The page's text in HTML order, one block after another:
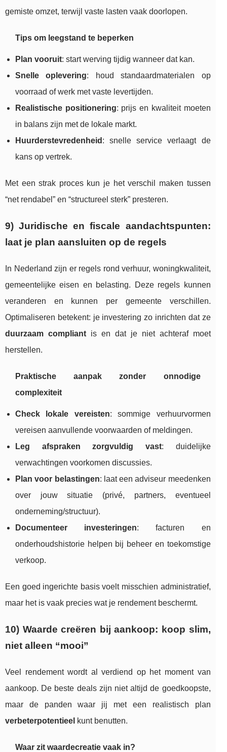
gemiste omzet, terwijl vaste lasten vaak doorlopen.
Tips om leegstand te beperken
Plan vooruit: start werving tijdig wanneer dat kan.
Snelle oplevering: houd standaardmaterialen op
voorraad of werk met vaste levertijden.
Realistische positionering: prijs en kwaliteit moeten
in balans zijn met de lokale markt.
Huurderstevredenheid : snelle service verlaagt de
kans op vertrek.
Met een strak proces kun je het verschil maken tussen
“net rendabel” en “structureel sterk” presteren.
9) Juridische en fiscale aandachtspunten:
laat je plan aansluiten op de regels
In Nederland zijn er regels rond verhuur, woningkwaliteit,
gemeentelijke eisen en belasting. Deze regels kunnen
veranderen en kunnen per gemeente verschillen.
Optimaliseren betekent: je investering zo inrichten dat ze
duurzaam compliantis en dat je niet achteraf moet
herstellen.
Praktische aanpak zonder onnodige
complexiteit
Check lokale vereisten: sommige verhuurvormen
vereisen aanvullende voorwaarden of meldingen.
Leg afspraken zorgvuldig vast: duidelijke
verwachtingen voorkomen discussies.
Plan voor belastingen: laat een adviseur meedenken
over jouw situatie (privé, partners, eventueel
onderneming/structuur).
Documenteer investeringen: facturen en
onderhoudshistorie helpen bij beheer en toekomstige
verkoop.
Een goed ingerichte basis voelt misschien administratief,
maar het is vaak precies wat je rendement beschermt.
10) Waarde creëren bij aankoop: koop slim,
niet alleen “mooi”
Veel rendement wordt al verdiend op het moment van
aankoop. De beste deals zijn niet altijd de goedkoopste,
maar de panden waar jij met een realistisch plan
verbeterpotentieel kunt benutten.
Waar zit waardecreatie vaak in?